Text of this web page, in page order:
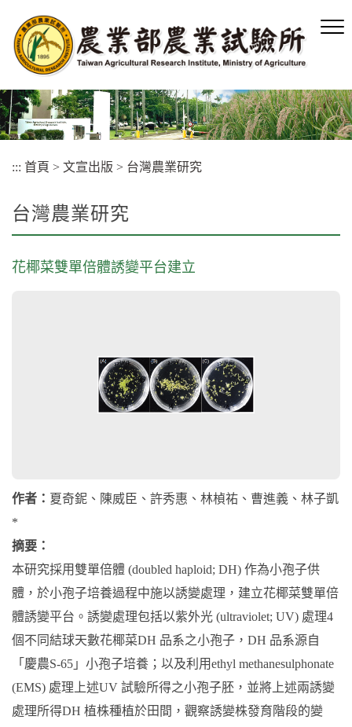
容
區
塊
::: 首頁 > 文宣出版 > 台灣農業研究
台灣農業研究
花椰菜雙單倍體誘變平台建立
作者： 夏奇鈮、陳威臣、許秀惠、林楨祐、曹進義、林子凱
*
摘要：
本研究採用雙單倍體 (doubled haploid; DH) 作為小孢子供
體，於小孢子培養過程中施以誘變處理，建立花椰菜雙單倍
體誘變平台。誘變處理包括以紫外光 (ultraviolet; UV) 處理4
個不同結球天數花椰菜DH 品系之小孢子，DH 品系源自
「慶農S-65」小孢子培養；以及利用ethyl methanesulphonate
(EMS) 處理上述UV 試驗所得之小孢子胚，並將上述兩誘變
處理所得DH 植株種植於田間，觀察誘變株發育階段的變